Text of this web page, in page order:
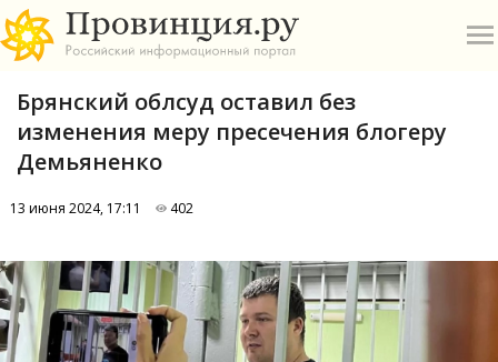
А
Б
П
Брянский облсуд оставил без
изменения меру пресечения блогеру
Демьяненко
13 июня 2024, 17:11 402